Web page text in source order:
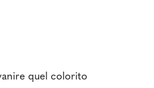
quel colorito